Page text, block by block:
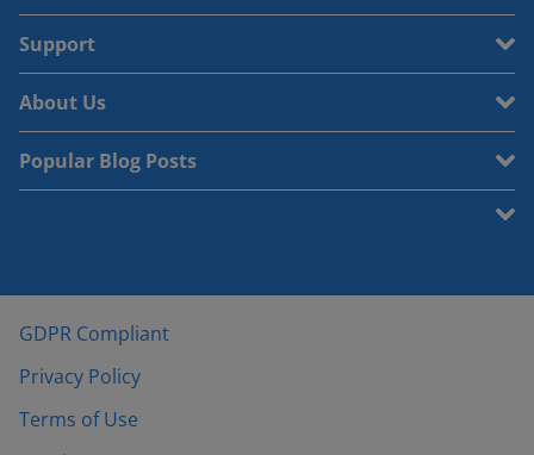
Support
About Us
Popular Blog Posts
GDPR Compliant
Privacy Policy
Terms of Use